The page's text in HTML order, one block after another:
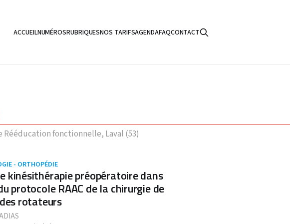
ACCUEILNUMÉROSRUBRIQUESNOS TARIFSAGENDAFAQCONTACT
fonctionnelle, Laval (53)
- ORTHOPÉDIE
kinésithérapie préopératoire dans
protocole RAAC de la chirurgie de
rotateurs